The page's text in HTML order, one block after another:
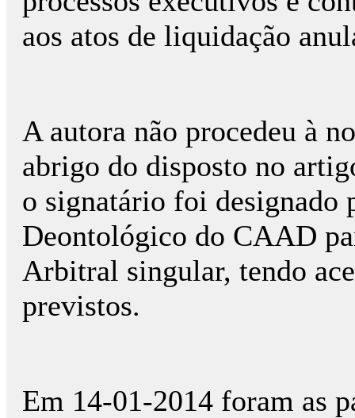
aos atos de liquidação
A autora não procedeu à
abrigo do disposto no
o signatário foi designado
Deontológico do CAAD
Arbitral singular, tendo
previstos.
Em 14-01-2014 foram as